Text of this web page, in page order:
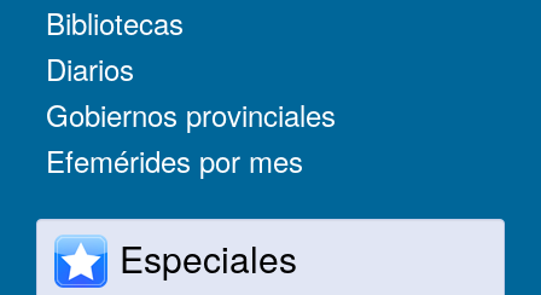
Bibliotecas
Diarios
Gobiernos provinciales
Efemérides por mes
Especiales